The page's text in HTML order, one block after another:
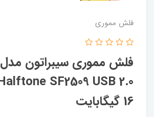
فلش مموری
فلش مموری سیبراتون مدل
16 گیگابایت